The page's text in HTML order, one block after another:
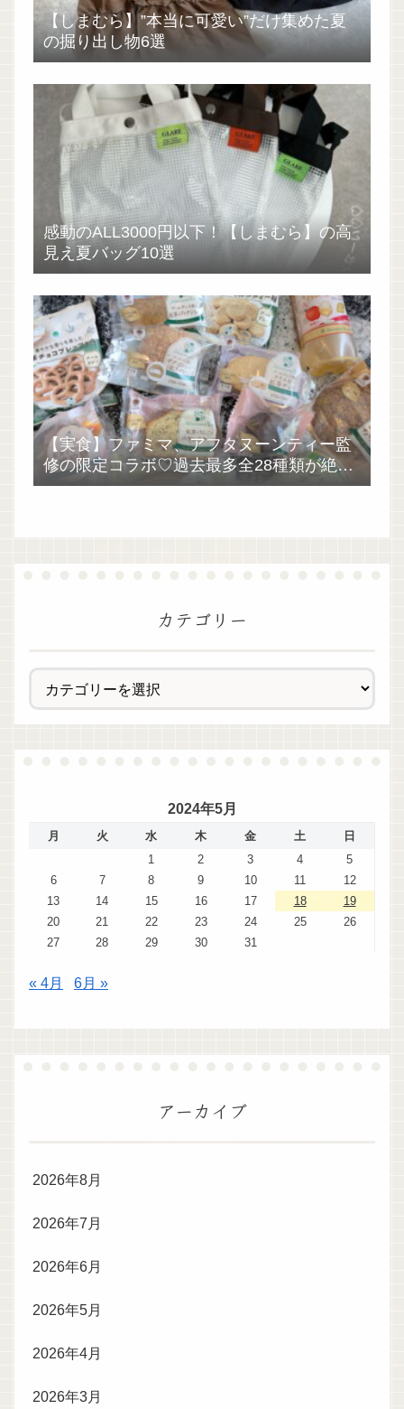
【しまむら】”本当に可愛い”だけ集めた夏
の掘り出し物6選
感動のALL3000円以下！【しまむら】の高
見え夏バッグ10選
【実食】ファミマ、アフタヌーンティー監
修の限定コラボ♡過去最多全28種類が絶品
過ぎた！
カテゴリー
2024年5月
月 火 水 木 金 土
日
1
2 3 4
5
6
7 8 9 10 11
12
13
14 15 16 17 18
19
20
21 22 23 24 25
26
27
28 29 30 31
« 4月 6月 »
アーカイブ
2026年8月
2026年7月
2026年6月
2026年5月
2026年4月
2026年3月